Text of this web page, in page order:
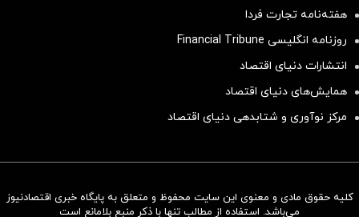
سرمایه‌گذاری همسنگ با شاخص
هفته‌نامه تجارت فردا
روزنامه انگلیسی Financial Tribune
انتشارات دنیای اقتصاد
همایش‌های دنیای اقتصاد
مرکز نوآوری و شتابدهی دنیای اقتصاد
کلیه حقوق مادی و معنوی این سایت محفوظ و متعلق به پایگاه خبری اقتصادنیوز
می‌باشد. استفاده از مطالب تنها با ذکر منبع بلامانع است